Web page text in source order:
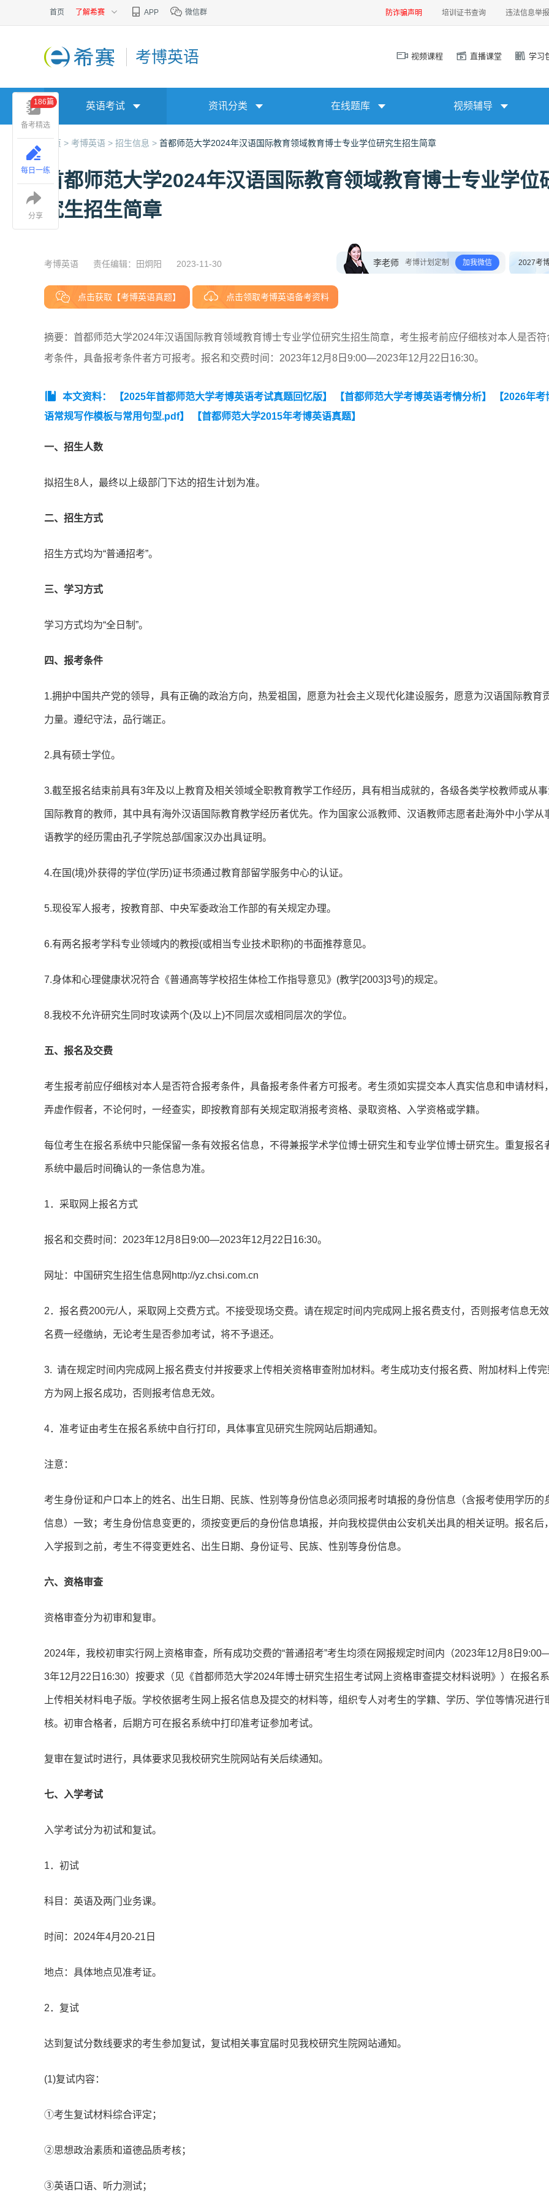
首页 了解希赛 APP 微信群 防诈骗声明 培训证书查询 违法信息举报
考博英语 视频课程 直播课堂 学习
英语考试 资讯分类 在线题库 视频辅导
首页 > 考博英语 > 招生信息 > 首都师范大学2024年汉语国际教育领域教育博士专业学位研究生招生简章
首都师范大学2024年汉语国际教育领域教育博士专业学位
究生招生简章
考博英语 责任编辑：田炯阳 2023-11-30 李老师 考博计划定制 加我微信 2027考
点击获取【考博英语真题】 点击领取考博英语备考资料
摘要：首都师范大学2024年汉语国际教育领域教育博士专业学位研究生招生简章，考生报考前应仔细核对本人是否符
考条件，具备报考条件者方可报考。报名和交费时间：2023年12月8日9:00—2023年12月22日16:30。
本文资料： 【2025年首都师范大学考博英语考试真题回忆版】 【首都师范大学考博英语考情分析】
【2026年考
语常规写作模板与常用句型.pdf】
【首都师范大学2015年考博英语真题】
一、招生人数
拟招生8人，最终以上级部门下达的招生计划为准。
二、招生方式
招生方式均为“普通招考”。
三、学习方式
学习方式均为“全日制”。
四、报考条件
1.拥护中国共产党的领导，具有正确的政治方向，热爱祖国，愿意为社会主义现代化建设服务，愿意为汉语国际教育
力量。遵纪守法，品行端正。
2.具有硕士学位。
3.截至报名结束前具有3年及以上教育及相关领域全职教育教学工作经历，具有相当成就的，各级各类学校教师或从
国际教育的教师，其中具有海外汉语国际教育教学经历者优先。作为国家公派教师、汉语教师志愿者赴海外中小学从
语教学的经历需由孔子学院总部/国家汉办出具证明。
4.在国(境)外获得的学位(学历)证书须通过教育部留学服务中心的认证。
5.现役军人报考，按教育部、中央军委政治工作部的有关规定办理。
6.有两名报考学科专业领域内的教授(或相当专业技术职称)的书面推荐意见。
7.身体和心理健康状况符合《普通高等学校招生体检工作指导意见》(教学[2003]3号)的规定。
8.我校不允许研究生同时攻读两个(及以上)不同层次或相同层次的学位。
五、报名及交费
考生报考前应仔细核对本人是否符合报考条件，具备报考条件者方可报考。考生须如实提交本人真实信息和申请材料
弄虚作假者，不论何时，一经查实，即按教育部有关规定取消报考资格、录取资格、入学资格或学籍。
每位考生在报名系统中只能保留一条有效报名信息，不得兼报学术学位博士研究生和专业学位博士研究生。重复报名
系统中最后时间确认的一条信息为准。
1．采取网上报名方式
报名和交费时间：2023年12月8日9:00—2023年12月22日16:30。
网址：中国研究生招生信息网http://yz.chsi.com.cn
2．报名费200元/人，采取网上交费方式。不接受现场交费。请在规定时间内完成网上报名费支付，否则报考信息无
名费一经缴纳，无论考生是否参加考试，将不予退还。
3. 请在规定时间内完成网上报名费支付并按要求上传相关资格审查附加材料。考生成功支付报名费、附加材料上传
方为网上报名成功，否则报考信息无效。
4．准考证由考生在报名系统中自行打印，具体事宜见研究生院网站后期通知。
注意：
考生身份证和户口本上的姓名、出生日期、民族、性别等身份信息必须同报考时填报的身份信息（含报考使用学历的
信息）一致；考生身份信息变更的，须按变更后的身份信息填报，并向我校提供由公安机关出具的相关证明。报名后
入学报到之前，考生不得变更姓名、出生日期、身份证号、民族、性别等身份信息。
六、资格审查
资格审查分为初审和复审。
2024年，我校初审实行网上资格审查，所有成功交费的“普通招考”考生均须在网报规定时间内（2023年12月8日
3年12月22日16:30）按要求（见《首都师范大学2024年博士研究生招生考试网上资格审查提交材料说明》）在报名
上传相关材料电子版。学校依据考生网上报名信息及提交的材料等，组织专人对考生的学籍、学历、学位等情况进行
核。初审合格者，后期方可在报名系统中打印准考证参加考试。
复审在复试时进行，具体要求见我校研究生院网站有关后续通知。
七、入学考试
入学考试分为初试和复试。
1．初试
科目：英语及两门业务课。
时间：2024年4月20-21日
地点：具体地点见准考证。
2．复试
达到复试分数线要求的考生参加复试，复试相关事宜届时见我校研究生院网站通知。
(1)复试内容：
①考生复试材料综合评定；
②思想政治素质和道德品质考核；
③英语口语、听力测试；
备考精选
186篇
每日一练
分享